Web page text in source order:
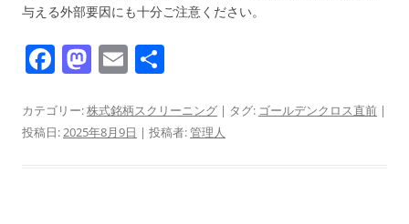
与える外部要因にも十分ご注意ください。
F
c
e
M
st
o
E
ai
l
カテゴリー:株式銘柄スクリーニング | タグ: ゴールデンクロス直前 |
投稿日:2025年8月9日 | 投稿者:管理人